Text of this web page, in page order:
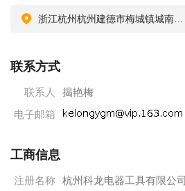
联系方式
联系人
揭艳梅
电子邮箱
工商信息
注册名称 杭州科龙电器工具有限公司